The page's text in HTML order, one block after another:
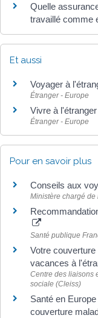
Quelle
travaillé comme
Et aussi
Voyager à
Étranger - Europe
Vivre à l'étranger
Étranger - Europe
Pour en savoir plus
Conseils aux
Ministère chargé de
Santé publique
Votre
vacances à
Centre des liaisons
sociale (Cleiss)
Santé en
couverture